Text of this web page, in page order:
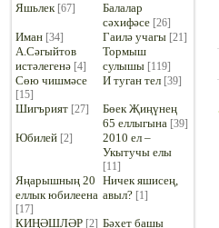
Яшьлек [67]
Балалар
сәхифәсе [26]
Иман [34] Гаилә учагы [21]
А.Сәгыйтов
истәлегенә [4]
Тормыш
сулышы [119]
Сөю чишмәсе
[15]
И туган тел [39]
Шигърият [27]
Бөек Җиңүнең
65 еллыгына [39]
Юбилей [2]
2010 ел –
Укытучы елы
[11]
Яңарышның 20
еллык юбилеена
[17]
Ничек яшисең,
авыл? [1]
КИҢӘШЛӘР [2] Бәхет башы